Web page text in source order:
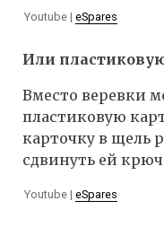
Youtube | eSpares
Или
Вместо веревки
пластиковую
карточку в щель
сдвинуть ей
Youtube | eSpares